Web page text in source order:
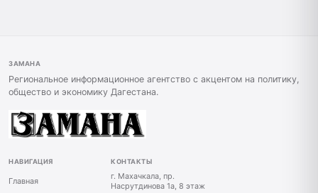
ЗАМАНА
Региональное информационное агентство с акцентом на политику,
общество и экономику Дагестана.
НАВИГАЦИЯ
Главная
КОНТАКТЫ
г. Махачкала, пр.
Насрутдинова 1а, 8 этаж